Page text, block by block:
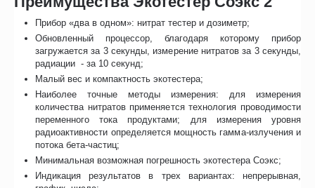
Прибор «два в одном»: нитрат тестер и дозиметр;
Обновленный процессор, благодаря которому прибор
загружается за 3 секунды, измерение нитратов за 3 секунды,
радиации - за 10 секунд;
Малый вес и компактность экотестера;
Наиболее точные методы измерения: для измерения
количества нитратов применяется технология проводимости
переменного тока продуктами; для измерения уровня
радиоактивности определяется мощность гамма-излучения и
потока бета-частиц;
Минимальная возможная погрешность экотестера Соэкс;
Индикация результатов в трех вариантах: непрерывная,